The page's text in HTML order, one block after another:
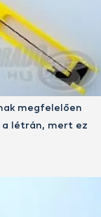
megfelelően
a létrán, mert ez